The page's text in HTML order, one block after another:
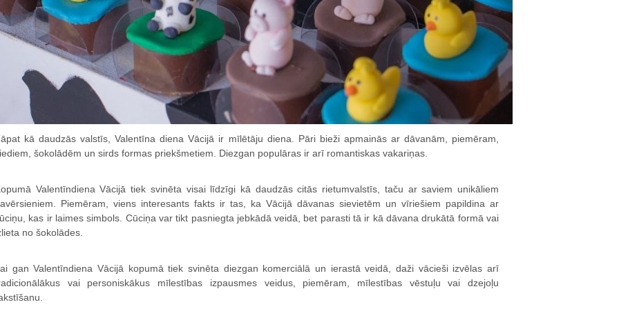
kā daudzās valstīs, Valentīna diena Vācijā ir mīlētāju diena. Pāri bieži apmainās ar dāvanām, piemēram,
šokolādēm un sirds formas priekšmetiem. Diezgan populāras ir arī romantiskas vakariņas.
Valentīndiena Vācijā tiek svinēta visai līdzīgi kā daudzās citās rietumvalstīs, taču ar saviem unikāliem
Piemēram, viens interesants fakts ir tas, ka Vācijā dāvanas sievietēm un vīriešiem papildina ar
kas ir laimes simbols. Cūciņa var tikt pasniegta jebkādā veidā, bet parasti tā ir kā dāvana drukātā formā vai
no šokolādes.
gan Valentīndiena Vācijā kopumā tiek svinēta diezgan komerciālā un ierastā veidā, daži vācieši izvēlas arī
vai personiskākus mīlestības izpausmes veidus, piemēram, mīlestības vēstuļu vai dzejoļu